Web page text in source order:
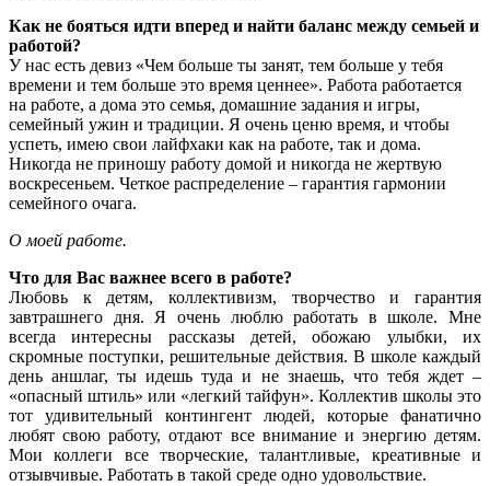
Как не бояться идти вперед и найти баланс между семьей и
работой?
У нас есть девиз «Чем больше ты занят, тем больше у тебя
времени и тем больше это время ценнее». Работа работается
на работе, а дома это семья, домашние задания и игры,
семейный ужин и традиции. Я очень ценю время, и чтобы
успеть, имею свои лайфхаки как на работе, так и дома.
Никогда не приношу работу домой и никогда не жертвую
воскресеньем. Четкое распределение – гарантия гармонии
семейного очага.
О моей работе.
Что для Вас важнее всего в работе?
Любовь к детям, коллективизм, творчество и гарантия
завтрашнего дня. Я очень люблю работать в школе. Мне
всегда интересны рассказы детей, обожаю улыбки, их
скромные поступки, решительные действия. В школе каждый
день аншлаг, ты идешь туда и не знаешь, что тебя ждет –
«опасный штиль» или «легкий тайфун». Коллектив школы это
тот удивительный контингент людей, которые фанатично
любят свою работу, отдают все внимание и энергию детям.
Мои коллеги все творческие, талантливые, креативные и
отзывчивые. Работать в такой среде одно удовольствие.